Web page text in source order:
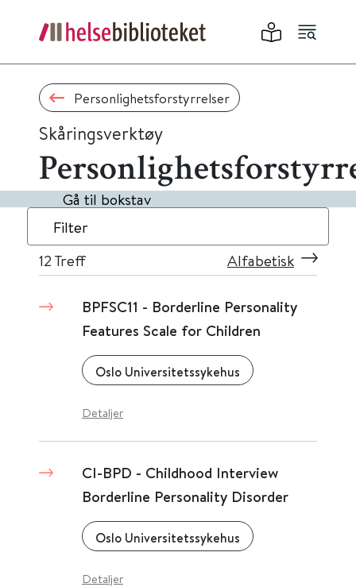
Personlighetsforstyrrelser
Skåringsverktøy
Gå til bokstav
Filter
12 Treff Alfabetisk
BPFSC11 - Borderline Personality
Features Scale for Children
Oslo Universitetssykehus
Detaljer
CI-BPD - Childhood Interview
Borderline Personality Disorder
Oslo Universitetssykehus
Detaljer